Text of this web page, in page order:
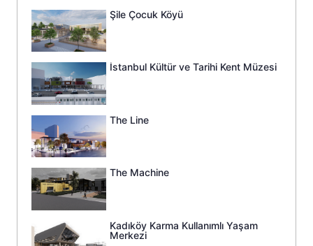
Şile Çocuk Köyü
İstanbul Kültür ve Tarihi Kent Müzesi
The Line
The Machine
Kadıköy Karma Kullanımlı Yaşam
Merkezi